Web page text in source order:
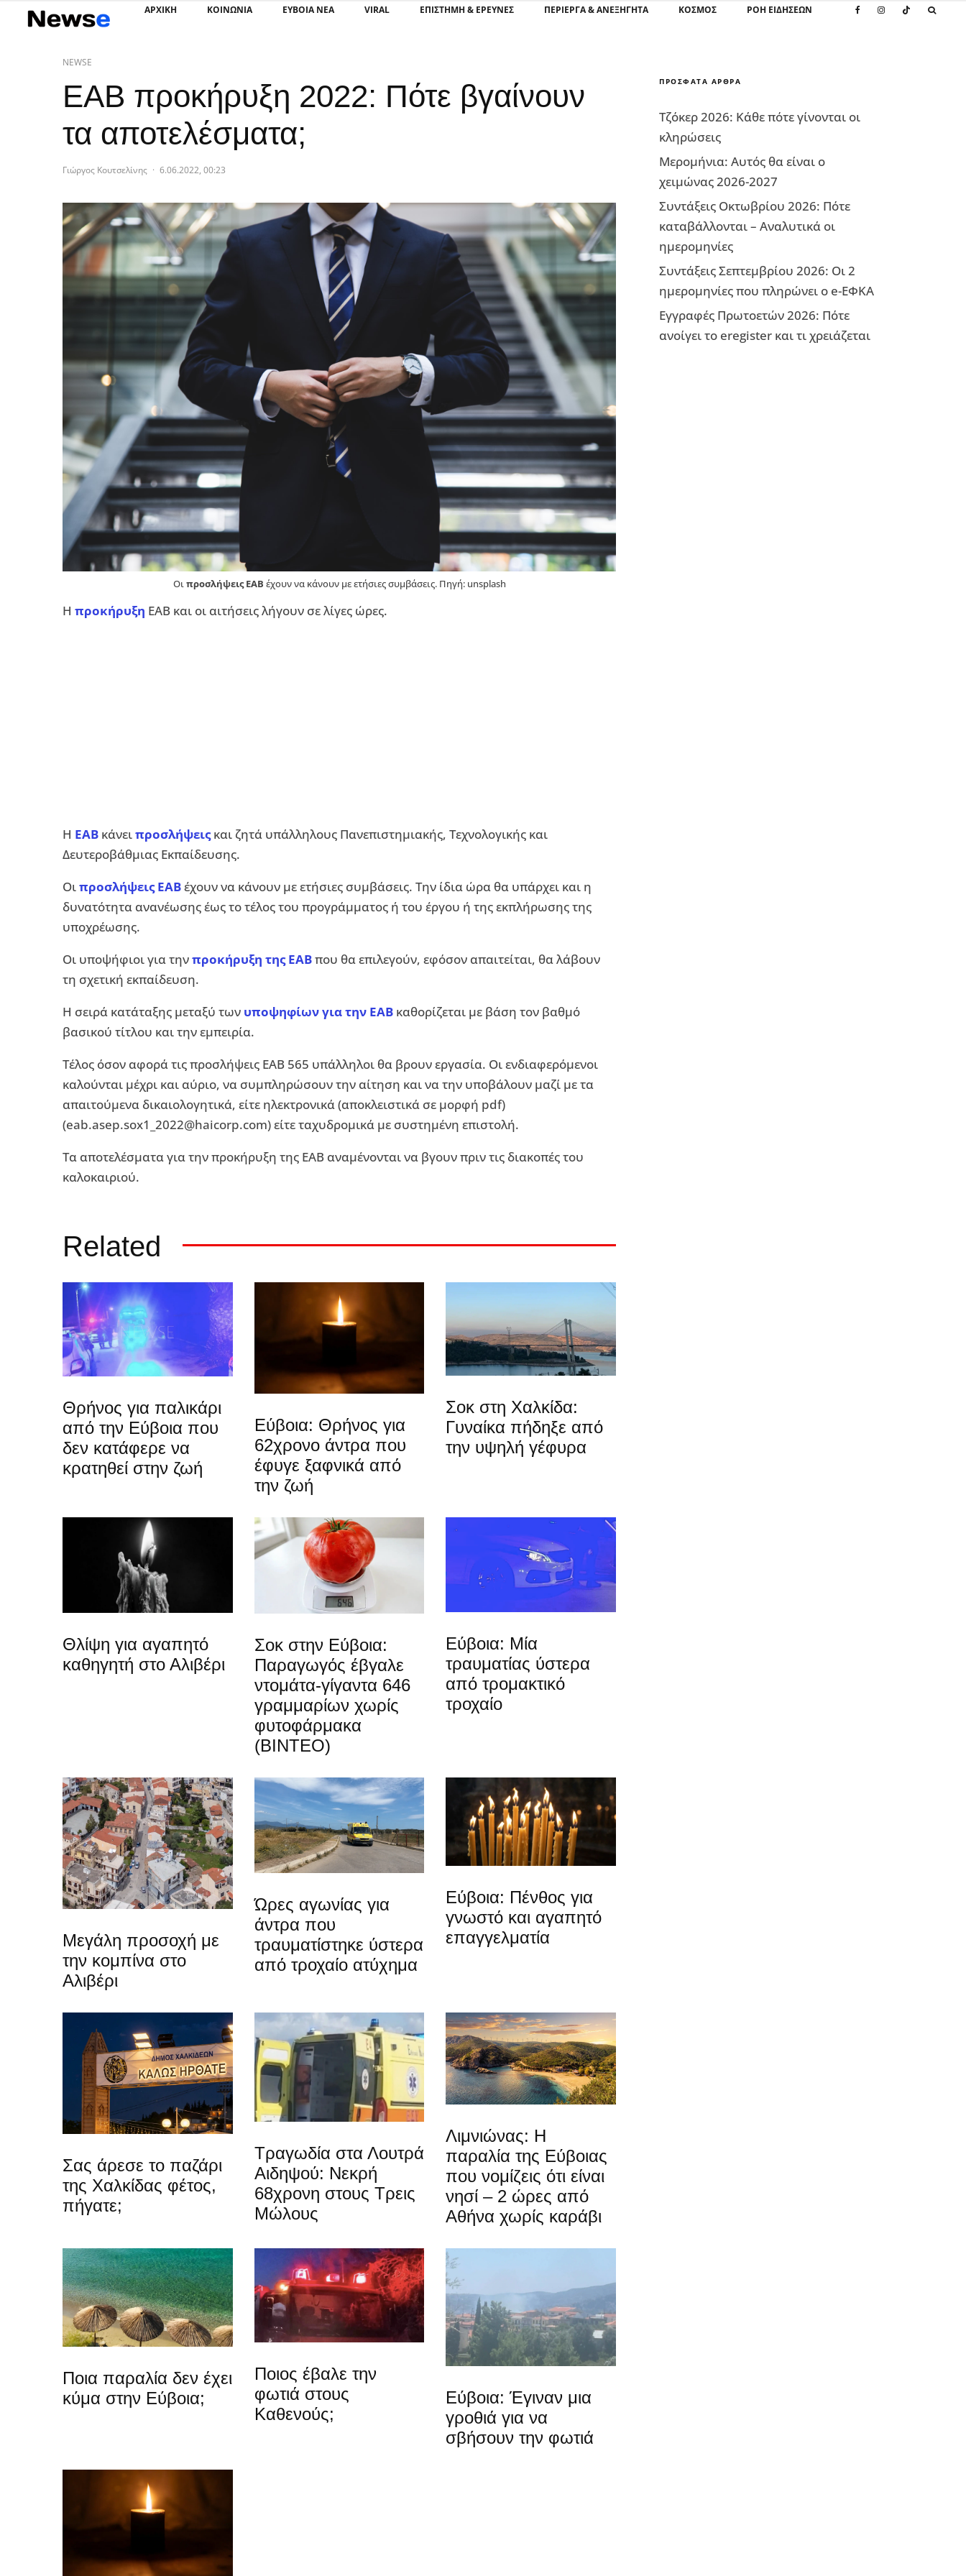
ΑΡΧΙΚΗ ΚΟΙΝΩΝΙΑ ΕΥΒΟΙΑ ΝΕΑ VIRAL ΕΠΙΣΤΉΜΗ & ΈΡΕΥΝΕΣ ΠΕΡΊΕΡΓΑ & ΑΝΕΞΉΓΗΤΑ ΚΌΣΜΟΣ ΡΟΗ ΕΙΔΗΣΕΩΝ
NEWSE
ΕΑΒ προκήρυξη 2022: Πότε βγαίνουν
τα αποτελέσματα;
Γιώργος Κουτσελίνης · 6.06.2022, 00:23
Οιπροσλήψεις ΕΑΒ έχουν να κάνουν με ετήσιες συμβάσεις. Πηγή: unsplash
Η προκήρυξη ΕΑΒ και οι αιτήσεις λήγουν σε λίγες ώρες.
Η ΕΑΒ κάνειπροσλήψειςκαι ζητά υπάλληλους Πανεπιστημιακής, Τεχνολογικής και
Δευτεροβάθμιας Εκπαίδευσης.
Οιπροσλήψεις ΕΑΒέχουν να κάνουν με ετήσιες συμβάσεις. Την ίδια ώρα θα υπάρχει και η
δυνατότητα ανανέωσης έως το τέλος του προγράμματος ή του έργου ή της εκπλήρωσης της
υποχρέωσης.
Οι υποψήφιοι για τηνπροκήρυξη της ΕΑΒπου θα επιλεγούν, εφόσον απαιτείται, θα λάβουν
τη σχετική εκπαίδευση.
Η σειρά κατάταξης μεταξύ των υποψηφίων για την ΕΑΒ καθορίζεται με βάση τον βαθμό
βασικού τίτλου και την εμπειρία.
Τέλος όσον αφορά τις προσλήψεις ΕΑΒ 565 υπάλληλοι θα βρουν εργασία. Οι ενδιαφερόμενοι
καλούνται μέχρι και αύριο, να συμπληρώσουν την αίτηση και να την υποβάλουν μαζί με τα
απαιτούμενα δικαιολογητικά, είτε ηλεκτρονικά (αποκλειστικά σε μορφή pdf)
(eab.asep.sox1_2022@haicorp.com) είτε ταχυδρομικά με συστημένη επιστολή.
Τα αποτελέσματα για την προκήρυξη της ΕΑΒ αναμένονται να βγουν πριν τις διακοπές του
καλοκαιριού.
Related
Θρήνος για παλικάρι
από την Εύβοια που
δεν κατάφερε να
κρατηθεί στην ζωή
Εύβοια: Θρήνος για
62χρονο άντρα που
έφυγε ξαφνικά από
την ζωή
Σοκ στη Χαλκίδα:
Γυναίκα πήδηξε από
την υψηλή γέφυρα
Θλίψη για αγαπητό
καθηγητή στο Αλιβέρι
Σοκ στην Εύβοια:
Παραγωγός έβγαλε
ντομάτα-γίγαντα 646
γραμμαρίων χωρίς
φυτοφάρμακα
(ΒΙΝΤΕΟ)
Εύβοια: Μία
τραυματίας ύστερα
από τρομακτικό
τροχαίο
Μεγάλη προσοχή με
την κομπίνα στο
Αλιβέρι
Ώρες αγωνίας για
άντρα που
τραυματίστηκε ύστερα
από τροχαίο ατύχημα
Εύβοια: Πένθος για
γνωστό και αγαπητό
επαγγελματία
Σας άρεσε το παζάρι
της Χαλκίδας φέτος,
πήγατε;
Τραγωδία στα Λουτρά
Αιδηψού: Νεκρή
68χρονη στους Τρεις
Μώλους
Λιμνιώνας: Η
παραλία της Εύβοιας
που νομίζεις ότι είναι
νησί – 2 ώρες από
Αθήνα χωρίς καράβι
Ποια παραλία δεν έχει
κύμα στην Εύβοια;
Ποιος έβαλε την
φωτιά στους
Καθενούς;
Εύβοια: Έγιναν μια
γροθιά για να
σβήσουν την φωτιά
ΠΡΌΣΦΑΤΑ ΆΡΘΡΑ
Τζόκερ 2026: Κάθε πότε γίνονται οι
κληρώσεις
Μερομήνια: Αυτός θα είναι ο
χειμώνας 2026-2027
Συντάξεις Οκτωβρίου 2026: Πότε
καταβάλλονται – Αναλυτικά οι
ημερομηνίες
Συντάξεις Σεπτεμβρίου 2026: Οι 2
ημερομηνίες που πληρώνει ο e-ΕΦΚΑ
Εγγραφές Πρωτοετών 2026: Πότε
ανοίγει το eregister και τι χρειάζεται